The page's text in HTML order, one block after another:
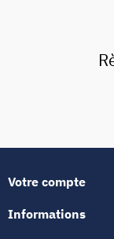
Votre compte
Informations